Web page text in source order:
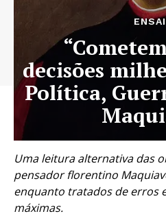
decisões
Política,
Uma leitura alternativa das
pensador florentino
enquanto tratados de erros
máximas.